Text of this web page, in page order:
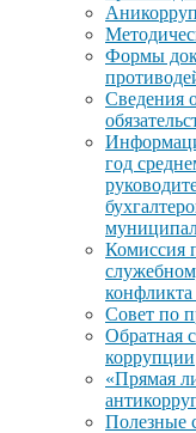
Формы
Сведения
год
Комиссия
конфликта
Совет по
Обратная
коррупции
«Прямая
Полезные